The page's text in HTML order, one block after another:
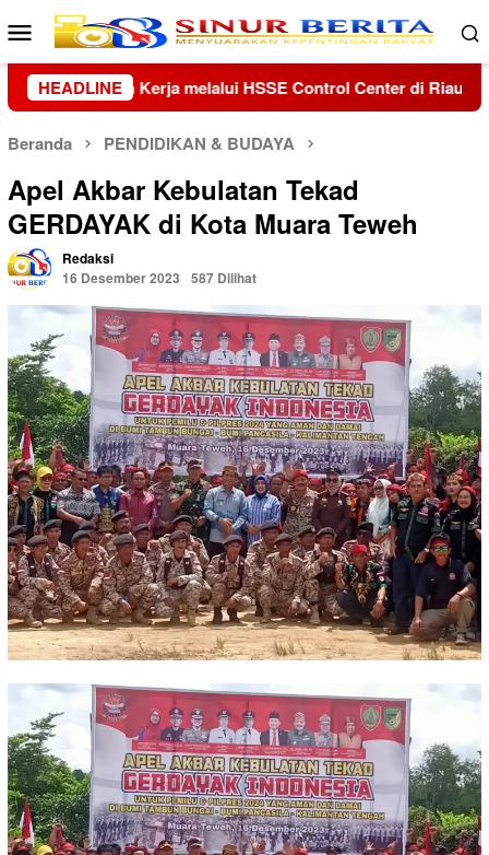
Loncat
ke
konten
Menu
Mobile
HEADLINE
di Riau dan Kepri Kolaborasi Lanud Sjamsudin
Beranda PENDIDIKAN & BUDAYA
Apel Akbar Kebulatan Tekad
GERDAYAK di Kota Muara Teweh
Redaksi
16 Desember 2023
587 Dilihat